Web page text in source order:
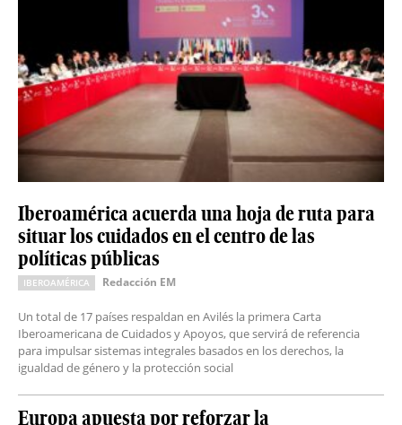
Iberoamérica acuerda una hoja de ruta para
situar los cuidados en el centro de las
políticas públicas
IBEROAMÉRICA Redacción EM
Un total de 17 países respaldan en Avilés la primera Carta
Iberoamericana de Cuidados y Apoyos, que servirá de referencia
para impulsar sistemas integrales basados en los derechos, la
igualdad de género y la protección social
Europa apuesta por reforzar la